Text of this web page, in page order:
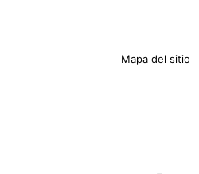
Mapa del sitio